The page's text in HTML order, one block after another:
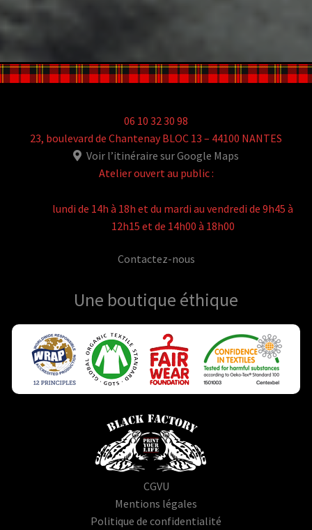
06 10 32 30 98
23, boulevard de Chantenay BLOC 13 – 44100 NANTES
Voir l’itinéraire sur Google Maps
Atelier ouvert au public :
lundi de 14h à 18h et du mardi au vendredi de 9h45 à
12h15 et de 14h00 à 18h00
Contactez-nous
Une boutique éthique
CGVU
Mentions légales
Politique de confidentialité